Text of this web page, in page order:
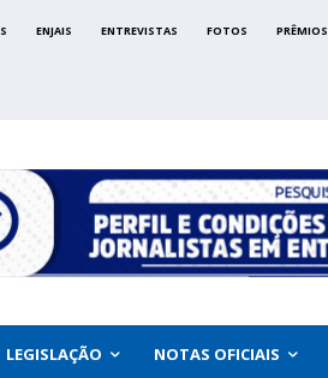
ENJAIS ENTREVISTAS FOTOS PRÊMIOS
LEGISLAÇÃO NOTAS OFICIAIS